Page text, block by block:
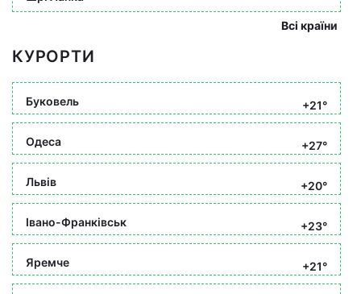
Всі країни
КУРОРТИ
Буковель +21°
Одеса +27°
Львів +20°
Івано-Франківськ +23°
Яремче +21°